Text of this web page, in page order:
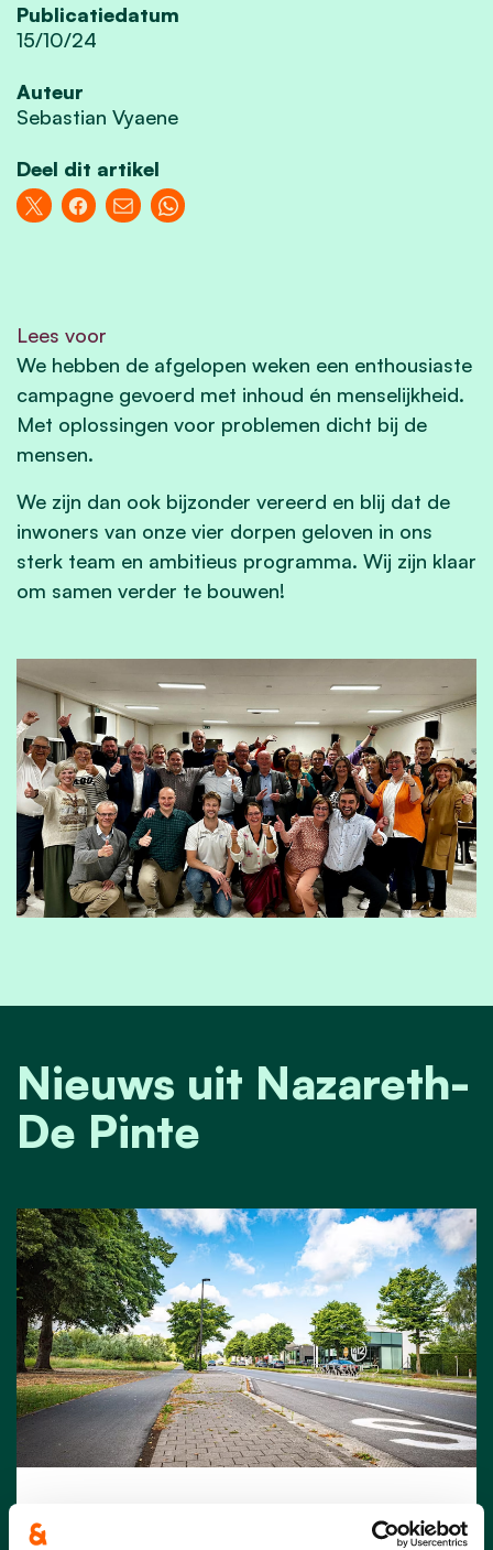
Publicatiedatum
15/10/24
Auteur
Sebastian Vyaene
Deel dit artikel
Lees voor
We hebben de afgelopen weken een enthousiaste
campagne gevoerd met inhoud én menselijkheid.
Met oplossingen voor problemen dicht bij de
mensen.
We zijn dan ook bijzonder vereerd en blij dat de
inwoners van onze vier dorpen geloven in ons
sterk team en ambitieus programma. Wij zijn klaar
om samen verder te bouwen!
Nieuws uit Nazareth-
De Pinte